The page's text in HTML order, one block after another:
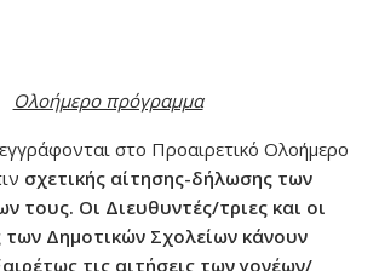
Ολοήμερο πρόγραμμα
στο Προαιρετικό Ολοήμερο
σχετικής αίτησης-δήλωσης των
τους. Οι Διευθυντές/τριες και οι
των Δημοτικών Σχολείων κάνουν
τις αιτήσεις των γονέων/